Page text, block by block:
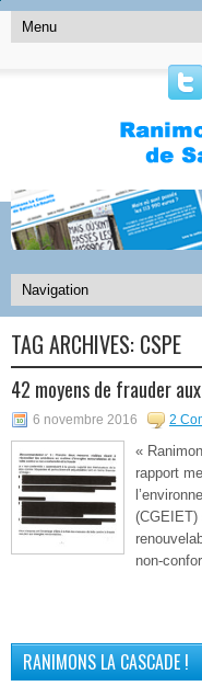
TAG ARCHIVES: CSPE
42 moyens de frauder
6 novembre 2016 2
«
rapport
(CGEIET)
non-
RANIMONS LA CASCADE !